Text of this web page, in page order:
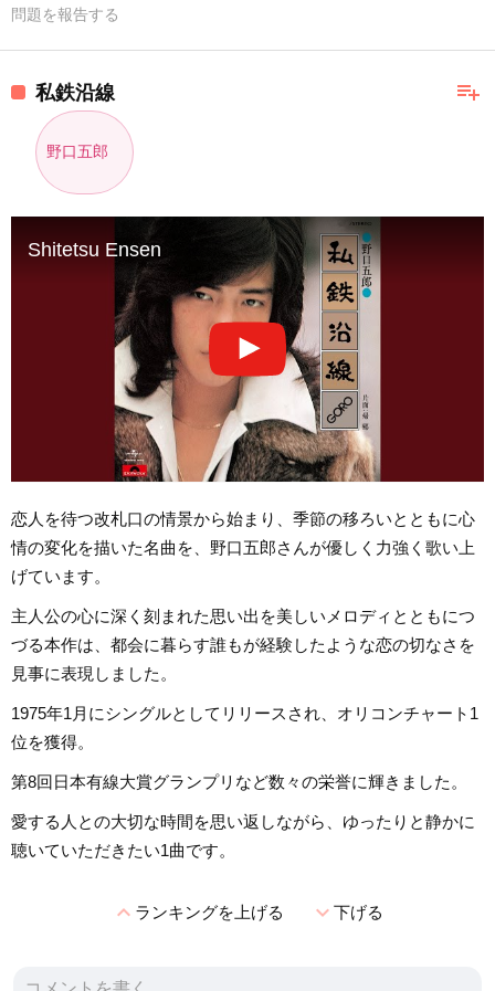
問題を報告する
playlist_add
私鉄沿線
野口五郎
Shitetsu Ensen
恋人を待つ改札口の情景から始まり、季節の移ろいとともに心
情の変化を描いた名曲を、野口五郎さんが優しく力強く歌い上
げています。
主人公の心に深く刻まれた思い出を美しいメロディとともにつ
づる本作は、都会に暮らす誰もが経験したような恋の切なさを
見事に表現しました。
1975年1月にシングルとしてリリースされ、オリコンチャート1
位を獲得。
第8回日本有線大賞グランプリなど数々の栄誉に輝きました。
愛する人との大切な時間を思い返しながら、ゆったりと静かに
聴いていただきたい1曲です。
expand_lessランキングを上げる expand_more下げる